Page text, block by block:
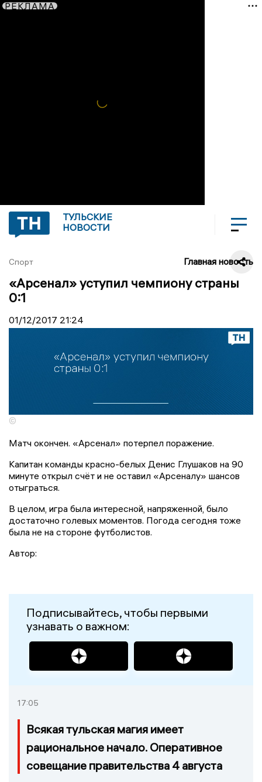
РЕКЛАМА
ТУЛЬСКИЕ
НОВОСТИ
Спорт Главная новость
«Арсенал» уступил чемпиону страны
0:1
01/12/2017 21:24
©
Матч окончен. «Арсенал» потерпел поражение.
Капитан команды красно-белых Денис Глушаков на 90
минуте открыл счёт и не оставил «Арсеналу» шансов
отыграться.
В целом, игра была интересной, напряженной, было
достаточно голевых моментов. Погода сегодня тоже
была не на стороне футболистов.
Автор:
Подписывайтесь, чтобы первыми
узнавать о важном:
17:05
Всякая тульская магия имеет
рациональное начало. Оперативное
совещание правительства 4 августа